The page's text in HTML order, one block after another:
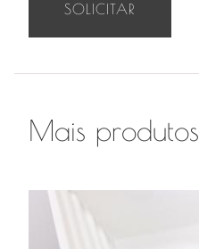
SOLICITAR
Mais produtos